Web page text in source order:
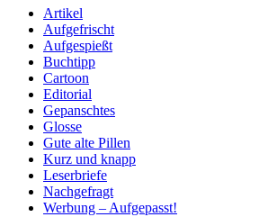
Artikel
Aufgefrischt
Aufgespießt
Buchtipp
Cartoon
Editorial
Gepanschtes
Glosse
Gute alte Pillen
Kurz und knapp
Leserbriefe
Nachgefragt
Werbung – Aufgepasst!